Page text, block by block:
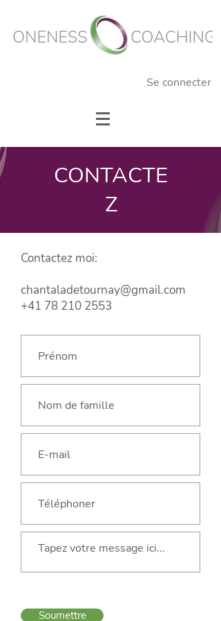
Se connecter
CONTACTE
Z
Contactez moi:
chantaladetournay@gmail.com
+41 78 210 2553
Soumettre